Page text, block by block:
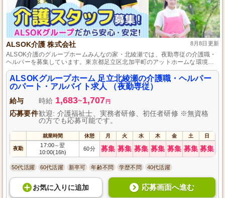
ALSOK介護 株式会社 8月8日更新
ALSOK介護のグループホームみんなの家・北綾瀬では、夜勤専従の介護職・
ヘルパーを募集しています。東京都足立区北加平町のアットホームな環境
で、入居者様の安心と安全を支える大切な役割を担ってみませんか。資格や
経験は不問です。夜勤専従だからこそ、昼間の時間を有効に使い、柔軟な働
き方が可能です。あなたの優しさと心温まるケアで、入居者様の「みんなの
家」を一緒に守っていきましょう。
ALSOKグループホーム 足立北綾瀬の介護職・ヘルパー
のパート・アルバイト求人 （夜勤専従）
給与 時給 1,683~1,707 円
応募要件歓迎: 介護福祉士、実務者研修、初任者研修 ※無資格
の方でも応募可能です。
就業時間 休憩 月 火 水 木 金 土 日
夜勤
17:00～翌
10:00(16h)
60分 募集 募集 募集 募集 募集 募集 募集
50代活躍 60代活躍 新卒可 年齢不問 学歴不問 40代活躍
お気に入り に追加 応募画面へ進む